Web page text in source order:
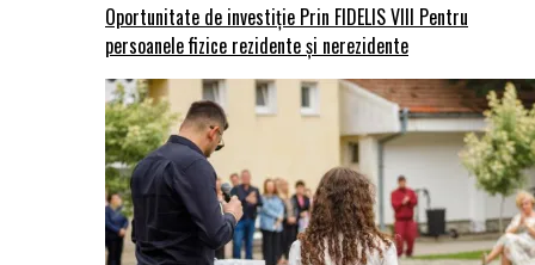
Oportunitate de investiție Prin FIDELIS VIII Pentru
persoanele fizice rezidente și nerezidente